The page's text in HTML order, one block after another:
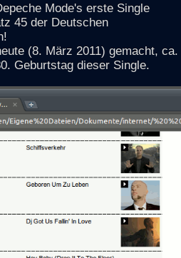
Mode's erste Single
45 der Deutschen
(8. März 2011) gemacht, ca.
Geburtstag dieser Single.